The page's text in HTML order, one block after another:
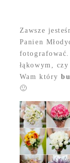
Zawsze
Panien
łąkowym,
Wam który
🙂